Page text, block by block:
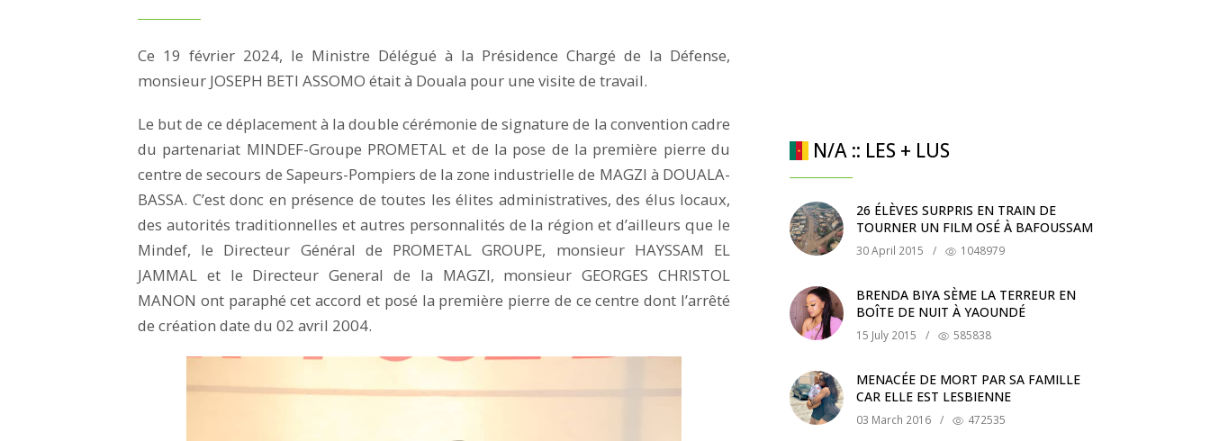
Ce 19 février 2024, le Ministre Délégué à la Présidence Chargé de la Défense,
monsieur JOSEPH BETI ASSOMO était à Douala pour une visite de travail.
Le but de ce déplacement à la double cérémonie de signature de la convention cadre
du partenariat MINDEF-Groupe PROMETAL et de la pose de la première pierre du
centre de secours de Sapeurs-Pompiers de la zone industrielle de MAGZI à DOUALA-
BASSA. C’est donc en présence de toutes les élites administratives, des élus locaux,
des autorités traditionnelles et autres personnalités de la région et d’ailleurs que le
Mindef, le Directeur Général de PROMETAL GROUPE, monsieur HAYSSAM EL
JAMMAL et le Directeur General de la MAGZI, monsieur GEORGES CHRISTOL
MANON ont paraphé cet accord et posé la première pierre de ce centre dont l’arrêté
de création date du 02 avril 2004.
N/A :: LES + LUS
26 ÉLÈVES SURPRIS EN TRAIN DE
TOURNER UN FILM OSÉ À BAFOUSSAM
30 April 2015 / 1048979
BRENDA BIYA SÈME LA TERREUR EN
BOÎTE DE NUIT À YAOUNDÉ
15 July 2015 / 585838
MENACÉE DE MORT PAR SA FAMILLE
CAR ELLE EST LESBIENNE
03 March 2016 / 472535